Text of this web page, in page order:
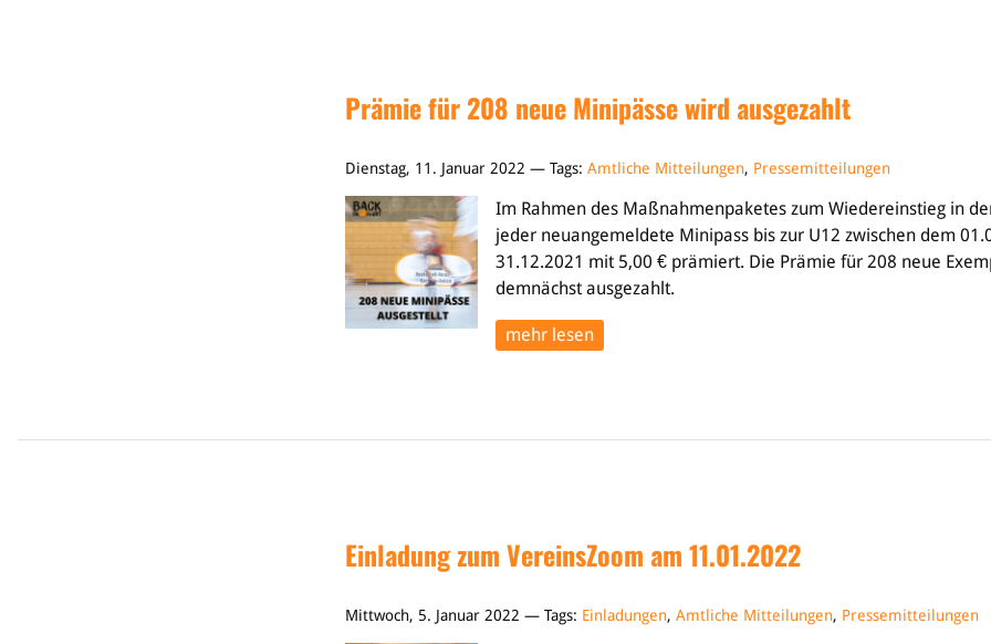
Prämie für 208 neue Minipässe wird ausgezahlt
Dienstag, 11. Januar 2022 — Tags: Amtliche Mitteilungen, Pressemitteilungen
Im Rahmen des Maßnahmenpaketes zum Wiedereinstieg in
jeder neuangemeldete Minipass bis zur U12 zwischen dem
31.12.2021 mit 5,00 € prämiert. Die Prämie für 208 neue
demnächst ausgezahlt.
mehr lesen
Einladung zum VereinsZoom am 11.01.2022
Mittwoch, 5. Januar 2022 — Tags: Einladungen, Amtliche Mitteilungen, Pressemitteilungen